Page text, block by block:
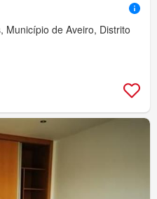
Município de Aveiro, Distrito